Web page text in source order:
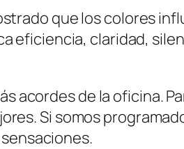
que los colores
eficiencia, claridad,
acordes de la oficina.
Si somos